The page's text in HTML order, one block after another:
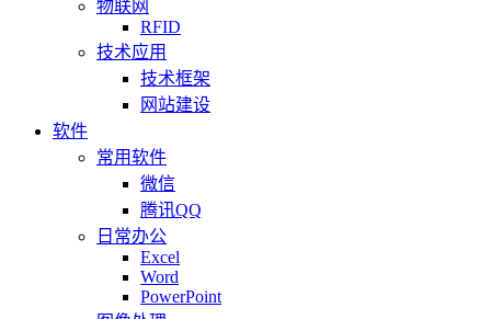
物联网
RFID
技术应用
技术框架
网站建设
软件
常用软件
微信
腾讯QQ
日常办公
Excel
Word
PowerPoint